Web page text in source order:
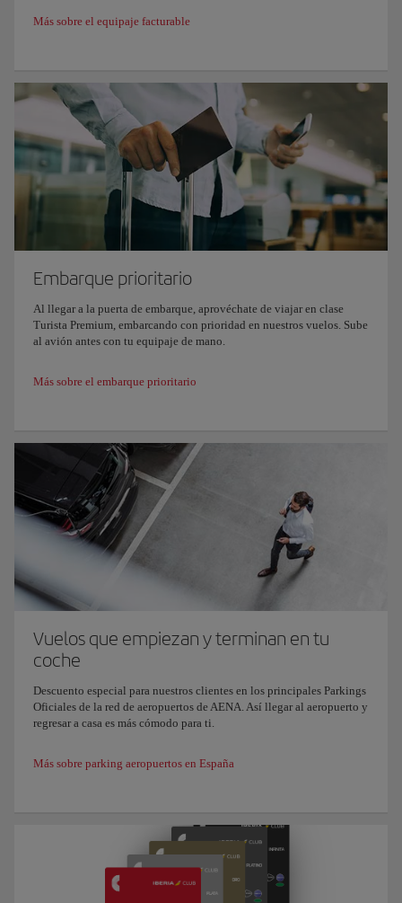
Más sobre el equipaje facturable
Embarque prioritario
Al llegar a la puerta de embarque, aprovéchate de viajar en clase
Turista Premium, embarcando con prioridad en nuestros vuelos. Sube
al avión antes con tu equipaje de mano.
Más sobre el embarque prioritario
Vuelos que empiezan y terminan en tu
coche
Descuento especial para nuestros clientes en los principales Parkings
Oficiales de la red de aeropuertos de AENA. Así llegar al aeropuerto y
regresar a casa es más cómodo para ti.
Más sobre parking aeropuertos en España